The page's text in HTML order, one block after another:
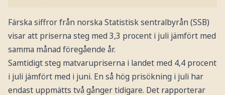
Färska siffror från norska Statistisk sentralbyrån (SSB)
visar att priserna steg med 3,3 procent i juli jämfört med
samma månad föregående år.
Samtidigt steg matvarupriserna i landet med 4,4 procent
i juli jämfört med i juni. En så hög prisökning i juli har
endast uppmätts två gånger tidigare. Det rapporterar